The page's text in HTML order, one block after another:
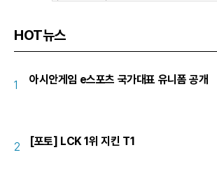
HOT뉴스
1 아시안게임 e스포츠 국가대표 유니폼 공개
2 [포토] LCK 1위 지킨 T1